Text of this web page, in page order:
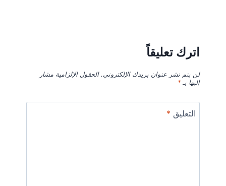
اترك تعليقاً
لن يتم نشر عنوان بريدك الإلكتروني. الحقول الإلزامية مشار
إليها بـ*
التعليق *